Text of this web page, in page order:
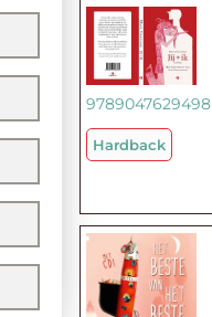
9789047629498
Hardback